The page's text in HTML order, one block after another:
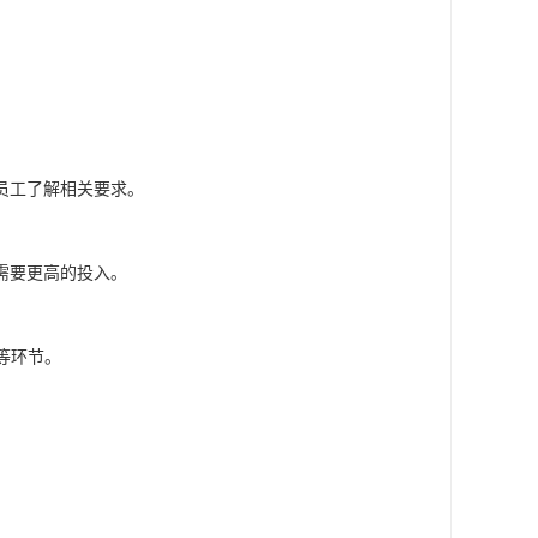
了解相关要求。
更高的投入。
节。